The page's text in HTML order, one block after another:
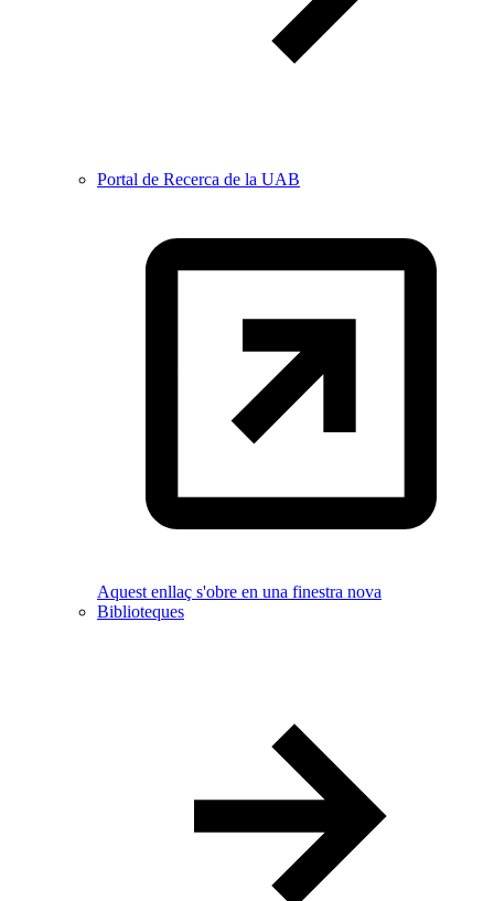
Portal de Recerca de la UAB
Aquest enllaç s'obre en una finestra nova
Biblioteques